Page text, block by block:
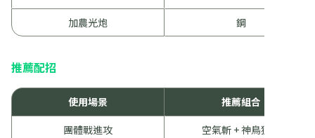
加農光炮
鋼
推薦配招
使用場景
推薦組合
團體戰進攻
空氣斬 + 神鳥猛擊